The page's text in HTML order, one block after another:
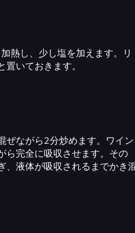
熱し、少し塩を加えます。リ
いておきます。
ぜながら2分炒めます。ワイン
ら完全に吸収させます。その
、液体が吸収されるまでかき